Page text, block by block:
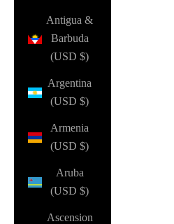
Antigua &
Barbuda
(USD $)
Argentina
(USD $)
Armenia
(USD $)
Aruba
(USD $)
Ascension